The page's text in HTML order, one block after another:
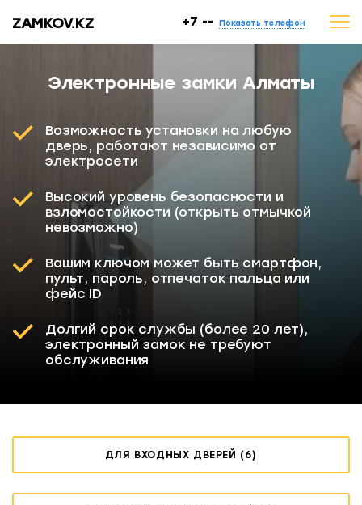
ZAMKOV.KZ +7 -- Показать телефон
Электронные замки Алматы
Возможность установки на любую
дверь, работают независимо от
электросети
Высокий уровень безопасности и
взломостойкости (открыть отмычкой
невозможно)
Вашим ключом может быть смартфон,
пульт, пароль, отпечаток пальца или
фейс ID
Долгий срок службы (более 20 лет),
электронный замок не требуют
обслуживания
ДЛЯ ВХОДНЫХ ДВЕРЕЙ (6)